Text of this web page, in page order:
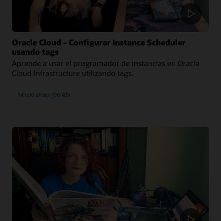
Oracle Cloud - Configurar Instance Scheduler
usando tags
Aprende a usar el programador de instancias en Oracle
Cloud Infrastructure utilizando tags.
Míralo ahora (06:43)